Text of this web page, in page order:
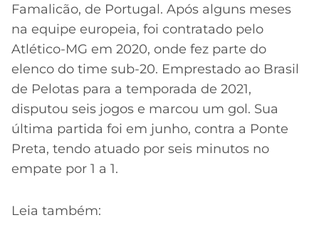
Famalicão, de Portugal. Após alguns meses
na equipe europeia, foi contratado pelo
Atlético-MG em 2020, onde fez parte do
elenco do time sub-20. Emprestado ao Brasil
de Pelotas para a temporada de 2021,
disputou seis jogos e marcou um gol. Sua
última partida foi em junho, contra a Ponte
Preta, tendo atuado por seis minutos no
empate por 1 a 1.
Leia também: